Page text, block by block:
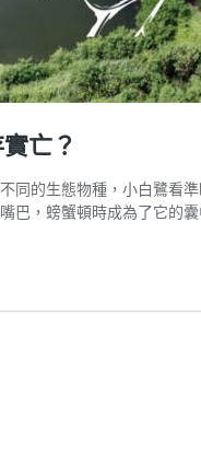
亡？
同的生態物種，小白鷺看
巴，螃蟹頓時成為了它的